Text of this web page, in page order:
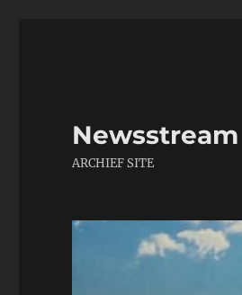
ARCHIEF SITE